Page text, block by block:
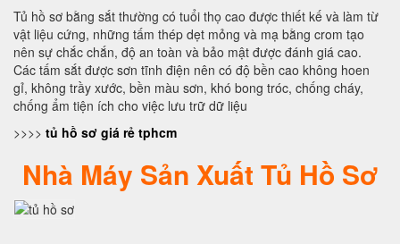
Tủ hồ sơ bằng sắt thường có tuổi thọ cao được thiết kế và làm từ
vật liệu cứng, những tấm thép dẹt mỏng và mạ bằng crom tạo
nên sự chắc chắn, độ an toàn và bảo mật được đánh giá cao.
Các tấm sắt được sơn tĩnh điện nên có độ bền cao không hoen
gỉ, không trầy xước, bền màu sơn, khó bong tróc, chống cháy,
chống ẩm tiện ích cho việc lưu trữ dữ liệu
>>>> tủ hồ sơ giá rẻ tphcm
Nhà Máy Sản Xuất Tủ Hồ Sơ